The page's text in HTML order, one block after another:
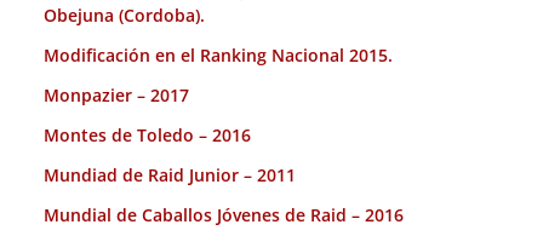
Obejuna (Cordoba).
Modificación en el Ranking Nacional 2015.
Monpazier – 2017
Montes de Toledo – 2016
Mundiad de Raid Junior – 2011
Mundial de Caballos Jóvenes de Raid – 2016